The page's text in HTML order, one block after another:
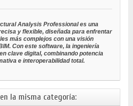
Analysis Professional es una
y flexible, diseñada para enfrentar
más complejos con una visión
Con este software, la ingeniería
clave digital, combinando potencia
e interoperabilidad total.
la misma categoría: